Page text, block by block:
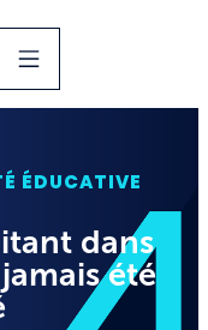
ÉDUCATIVE
dans
été